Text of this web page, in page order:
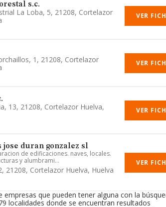
s.c.
La Loba, 5, 21208, Cortelazor
VER
1, 21208, Cortelazor
VER
13, 21208, Cortelazor Huelva,
VER
jose duran gonzalez sl
de edificaciones. naves, locales.
y alumbrami...
21208, Cortelazor Huelva, Huelva
VER
empresas que pueden tener alguna con la
localidades donde se encuentran resultados